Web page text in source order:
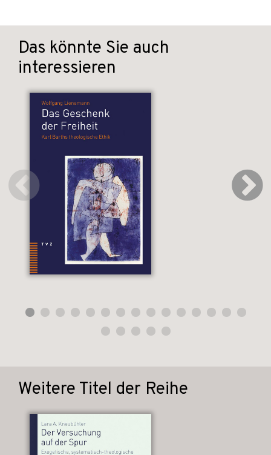
Das könnte Sie auch
interessieren
Weitere Titel der Reihe